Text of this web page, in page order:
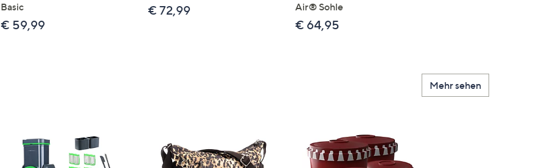
Basic
€ 59,99
€ 72,99
Air® Sohle
€ 64,95
Mehr sehen